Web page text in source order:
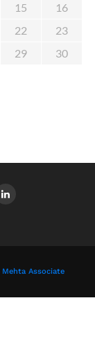
15
16
22
23
29
30
Mehta Associate